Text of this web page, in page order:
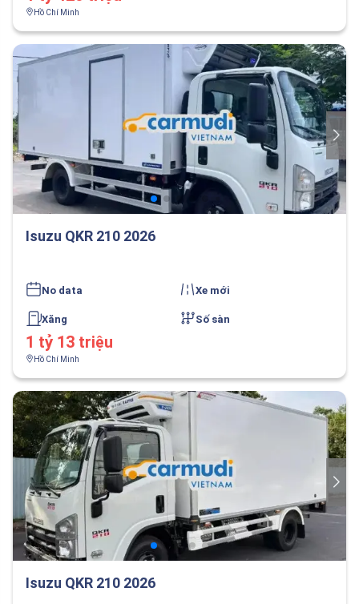
Hồ Chí Minh
Isuzu QKR 210 2026
No data Xe mới
Xăng Số sàn
1 tỷ 13 triệu
Hồ Chí Minh
Isuzu QKR 210 2026